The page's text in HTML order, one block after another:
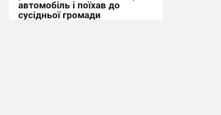
автомобіль і поїхав до
сусідньої громади